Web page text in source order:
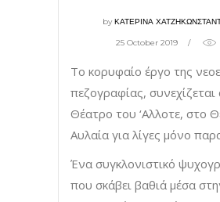
byΚΑΤΕΡΙΝΑ
25 October 2019
Το κορυφαίο έργο της
πεζογραφίας,
Θέατρο του ‘Αλλοτε, στο
Αυλαία για λίγες μόνο
Ένα συγκλονιστικό
που σκάβει βαθιά μέσα